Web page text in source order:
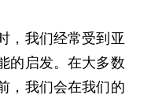
，我们经常受到亚
的启发。在大多数
，我们会在我们的